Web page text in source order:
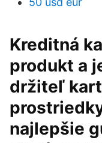
Kreditná
produkt a
držiteľ
najlepšie